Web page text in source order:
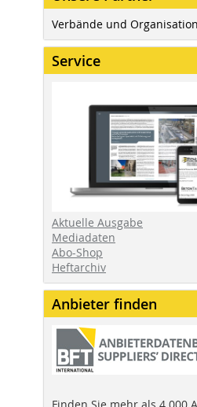
Verbände und
Service
Aktuelle Ausgabe
Mediadaten
Abo-Shop
Heftarchiv
Anbieter finden